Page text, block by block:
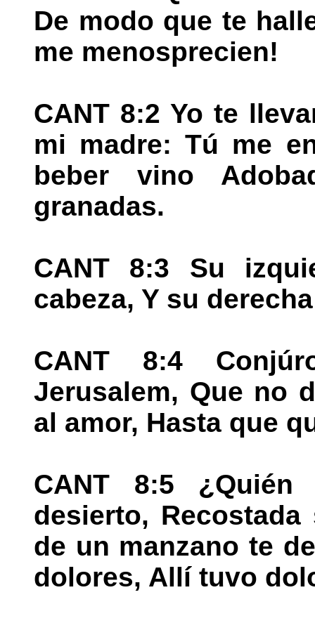
De modo que te
me menosprecien!
CANT 8:2 Yo te
mi madre: Tú me
beber vino
granadas.
CANT 8:3 Su
cabeza, Y su
CANT 8:4
Jerusalem, Que no
al amor, Hasta que
CANT 8:5
desierto,
de un manzano te
dolores, Allí tuvo